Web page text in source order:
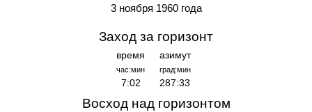
3 ноября 1960 года
Заход за горизонт
время
час:мин
7:02
азимут
град:мин
287:33
Восход над горизонтом